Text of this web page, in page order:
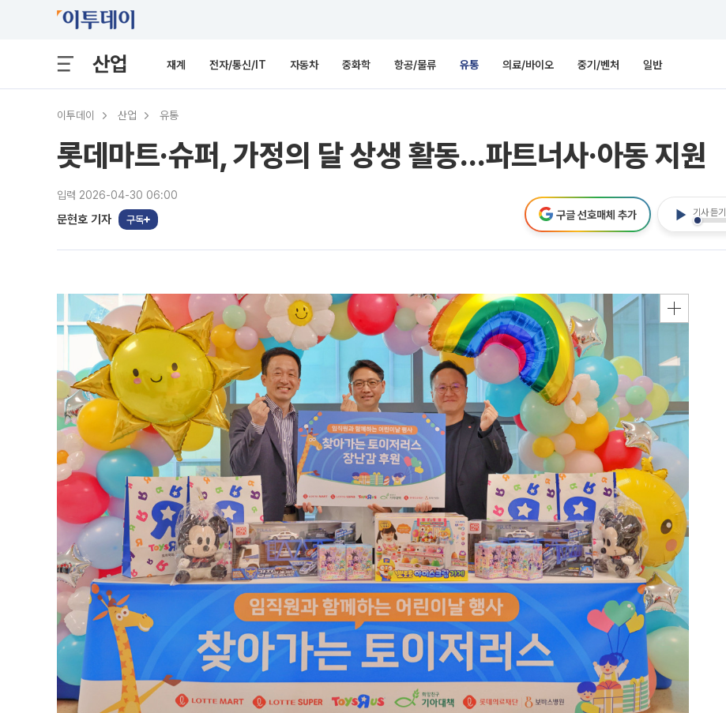
산업 재계 전자/통신/IT 자동차 중화학 항공/물류 유통 의료/바이오 중기/벤처 일반
이투데이 산업 유통
롯데마트·슈퍼, 가정의 달 상생 활동…파트너사·아동 지원
입력 2026-04-30 06:00
문현호 기자 구독
기사 듣기
구글 선호매체 추가